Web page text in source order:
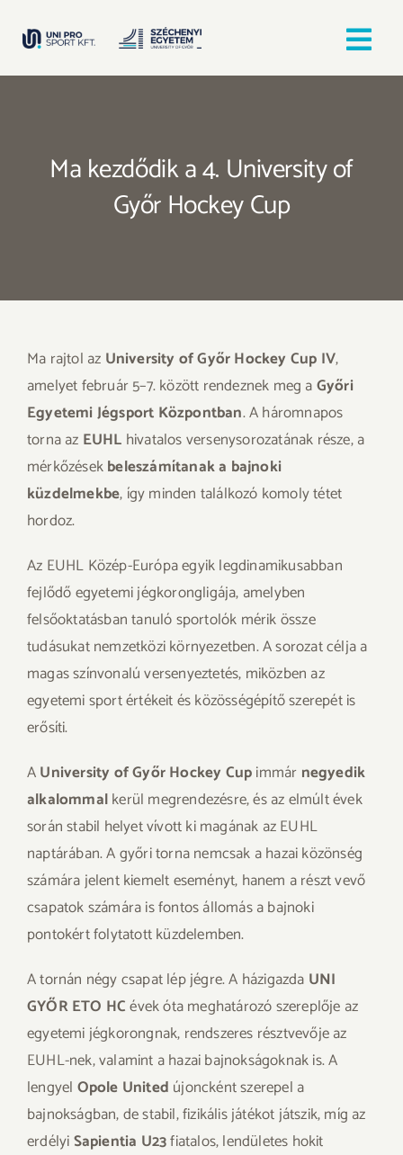
Egyesületek
Hírek, bejegyzések
Ma kezdődik a 4. University of
Győr Hockey Cup
Ma rajtol az University of Győr Hockey Cup IV,
amelyet február 5–7. között rendeznek meg aGyőri
Egyetemi Jégsport Központban. A háromnapos
torna az EUHL hivatalos versenysorozatának része, a
mérkőzésekbeleszámítanak a bajnoki
küzdelmekbe, így minden találkozó komoly tétet
hordoz.
Az EUHL Közép-Európa egyik legdinamikusabban
fejlődő egyetemi jégkorongligája, amelyben
felsőoktatásban tanuló sportolók mérik össze
tudásukat nemzetközi környezetben. A sorozat célja a
magas színvonalú versenyeztetés, miközben az
egyetemi sport értékeit és közösségépítő szerepét is
erősíti.
AUniversity of Győr Hockey Cupimmár negyedik
alkalommalkerül megrendezésre, és az elmúlt évek
során stabil helyet vívott ki magának az EUHL
naptárában. A győri torna nemcsak a hazai közönség
számára jelent kiemelt eseményt, hanem a részt vevő
csapatok számára is fontos állomás a bajnoki
pontokért folytatott küzdelemben.
A tornán négy csapat lép jégre. A házigazda UNI
GYŐR ETO HCévek óta meghatározó szereplője az
egyetemi jégkorongnak, rendszeres résztvevője az
EUHL-nek, valamint a hazai bajnokságoknak is. A
lengyel Opole United újoncként szerepel a
bajnokságban, de stabil, fizikális játékot játszik, míg az
erdélyiSapientia U23fiatalos, lendületes hokit